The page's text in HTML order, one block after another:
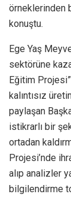
örneklerinden
konuştu.
Ege Yaş
sektörüne
Eğitim Projesi”
kalıntısız
paylaşan
istikrarlı bir
ortadan
Projesi’nde
alıp analizler
bilgilendirme